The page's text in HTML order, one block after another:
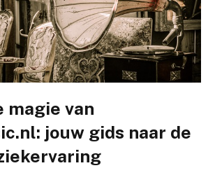
magie van
jouw gids naar de